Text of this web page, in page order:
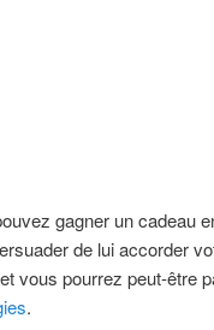
gagner un cadeau
de lui accorder
vous pourrez peut-être
.